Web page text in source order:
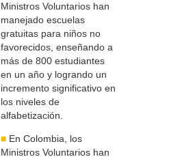
Ministros Voluntarios han
manejado escuelas
gratuitas para niños no
favorecidos, enseñando a
más de 800 estudiantes
en un año y logrando un
incremento significativo en
los niveles de
alfabetización.
■ En Colombia, los
Ministros Voluntarios han